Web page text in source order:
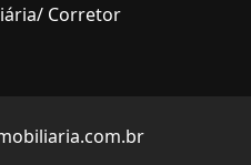
Corretor